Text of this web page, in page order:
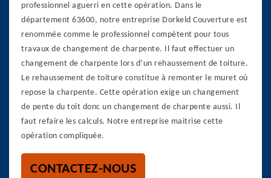
professionnel aguerri en cette opération. Dans le
département 63600, notre entreprise Dorkeld Couverture est
renommée comme le professionnel compétent pour tous
travaux de changement de charpente. Il faut effectuer un
changement de charpente lors d’un rehaussement de toiture.
Le rehaussement de toiture constitue à remonter le muret où
repose la charpente. Cette opération exige un changement
de pente du toit donc un changement de charpente aussi. Il
faut refaire les calculs. Notre entreprise maitrise cette
opération compliquée.
CONTACTEZ-NOUS